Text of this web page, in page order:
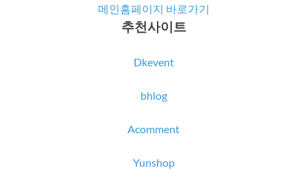
메인홈페이지 바로가기
추천사이트
Dkevent
bhlog
Acomment
Yunshop